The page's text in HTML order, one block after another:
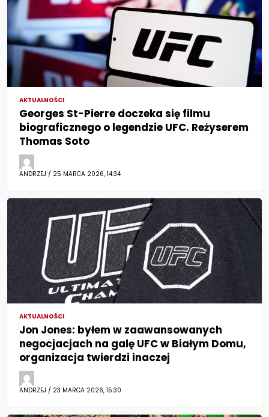
AKTUALNOŚCI
Georges St-Pierre doczeka się filmu
biograficznego o legendzie UFC. Reżyserem
Thomas Soto
ANDRZEJ / 25 MARCA 2026, 14:34
AKTUALNOŚCI
Jon Jones: byłem w zaawansowanych
negocjacjach na galę UFC w Białym Domu,
organizacja twierdzi inaczej
ANDRZEJ / 23 MARCA 2026, 15:30